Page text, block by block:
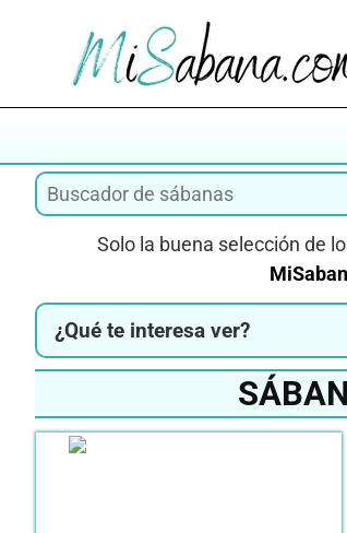
Solo la buena selección de
¿Qué te interesa ver?